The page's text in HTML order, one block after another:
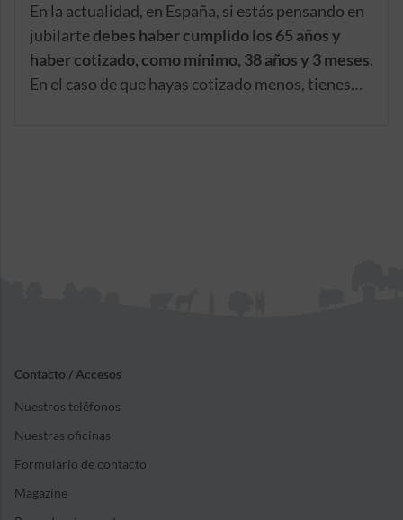
En la actualidad, en España, si estás pensando en
jubilartedebes haber cumplido los 65 años y
haber cotizado, como mínimo, 38 años y 3 meses.
En el caso de que hayas cotizado menos, tienes
Contacto / Accesos
Nuestros teléfonos
Nuestras oficinas
Formulario de contacto
Magazine